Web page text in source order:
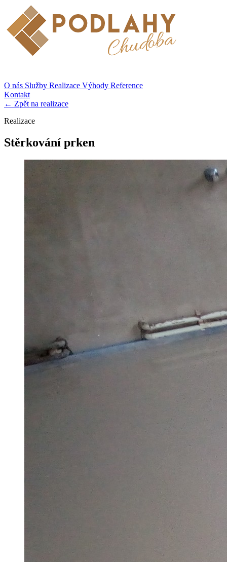
O nás Služby Realizace Výhody Reference
Kontakt
← Zpět na realizace
Realizace
Stěrkování prken